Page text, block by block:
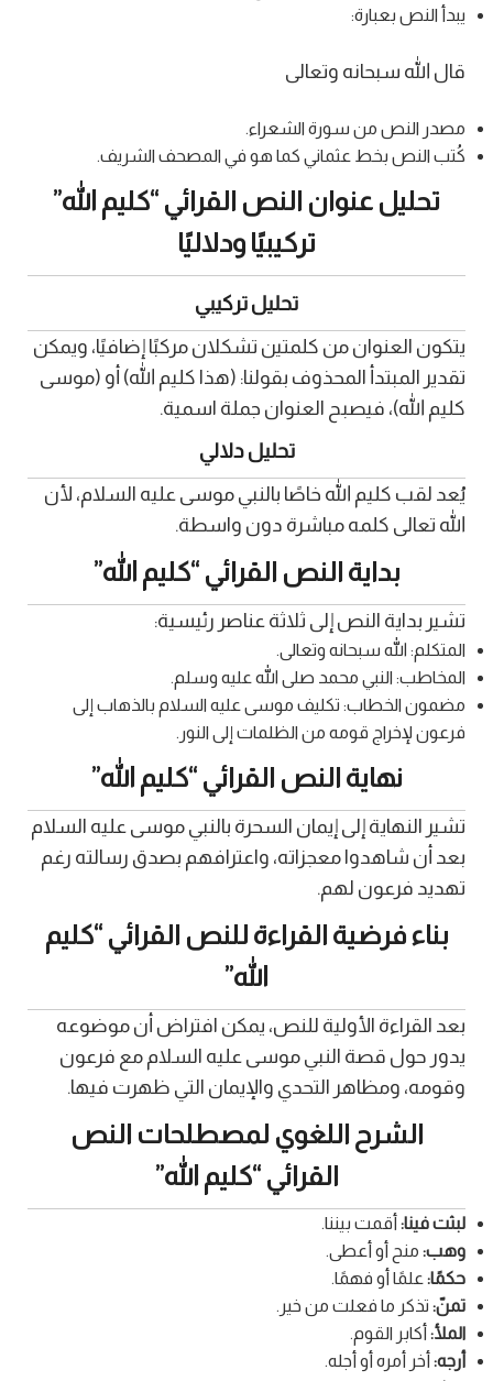
يبدأ النص بعبارة:
قال الله سبحانه وتعالى
مصدر النص من سورة الشعراء.
كُتب النص بخط عثماني كما هو في المصحف الشريف.
تحليل عنوان النص القرائي “كليم الله”
تركيبيًا ودلاليًا
تحليل تركيبي
يتكون العنوان من كلمتين تشكلان مركبًا إضافيًا، ويمكن
تقدير المبتدأ المحذوف بقولنا: (هذا كليم الله) أو (موسى
كليم الله)، فيصبح العنوان جملة اسمية.
تحليل دلالي
يُعد لقب كليم الله خاصًا بالنبي موسى عليه السلام، لأن
الله تعالى كلمه مباشرة دون واسطة.
بداية النص القرائي “كليم الله”
تشير بداية النص إلى ثلاثة عناصر رئيسية:
المتكلم: الله سبحانه وتعالى.
المخاطب: النبي محمد صلى الله عليه وسلم.
مضمون الخطاب: تكليف موسى عليه السلام بالذهاب إلى
فرعون لإخراج قومه من الظلمات إلى النور.
نهاية النص القرائي “كليم الله”
تشير النهاية إلى إيمان السحرة بالنبي موسى عليه السلام
بعد أن شاهدوا معجزاته، واعترافهم بصدق رسالته رغم
تهديد فرعون لهم.
بناء فرضية القراءة للنص القرائي “كليم
الله”
بعد القراءة الأولية للنص، يمكن افتراض أن موضوعه
يدور حول قصة النبي موسى عليه السلام مع فرعون
وقومه، ومظاهر التحدي والإيمان التي ظهرت فيها.
الشرح اللغوي لمصطلحات النص
القرائي “كليم الله”
لبثت فينا: أقمت بيننا.
وهب: منح أو أعطى.
حكمًا: علمًا أو فهمًا.
تمنّ: تذكر ما فعلت من خير.
الملأ: أكابر القوم.
أرجه: أخر أمره أو أجله.